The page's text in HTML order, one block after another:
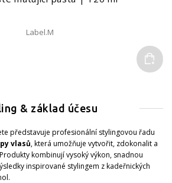
Label.M
& základ účesu
představuje profesionální stylingovou řadu
vlasů, která umožňuje vytvořit, zdokonalit a
kombinují vysoký výkon, snadnou
inspirované stylingem z kadeřnických